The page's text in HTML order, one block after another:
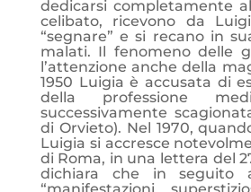
dedicarsi completamente
celibato, ricevono da
“segnare” e si recano in
malati. Il fenomeno delle
l’attenzione anche della
1950 Luigia è accusata di
della professione
successivamente
di Orvieto). Nel 1970,
Luigia si accresce
di Roma, in una lettera del
dichiara che in seguito